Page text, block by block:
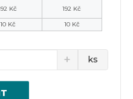
Kč
192 Kč
10 Kč 10 Kč
ks